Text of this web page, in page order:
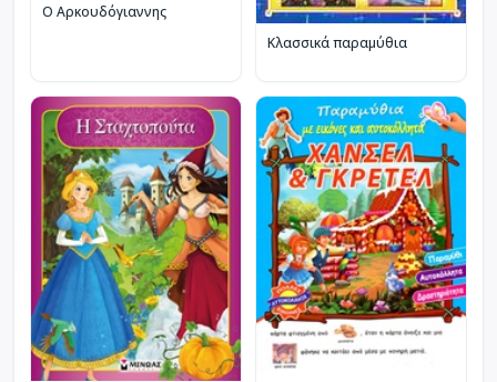
Ο Αρκουδόγιαννης
Κλασσικά παραμύθια